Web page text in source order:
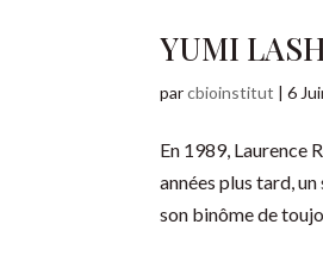
YUMI
parcbioinstitut |6
En 1989, Laurence
années plus tard,
son binôme de